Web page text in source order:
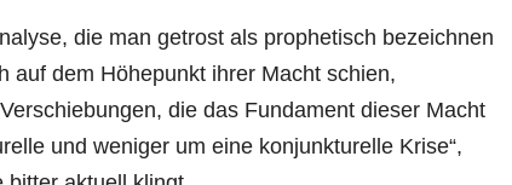
die man getrost als prophetisch bezeichnen
auf dem Höhepunkt ihrer Macht schien,
die das Fundament dieser Macht
und weniger um eine konjunkturelle Krise“,